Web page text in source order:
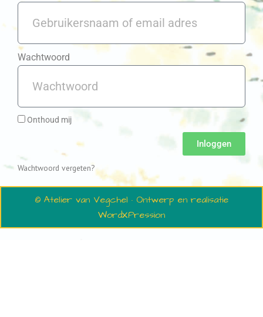
Wachtwoord
Onthoud mij
Inloggen
Wachtwoord vergeten?
© Atelier van Vegchel · Ontwerp en realisatie
WordXPression